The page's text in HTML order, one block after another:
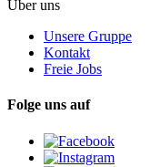
Über uns
Unsere Gruppe
Kontakt
Freie Jobs
Folge uns auf